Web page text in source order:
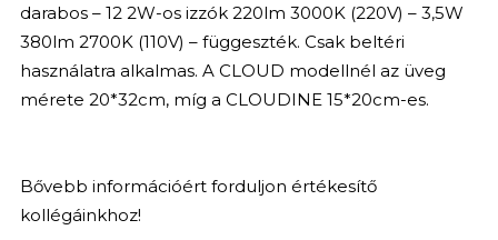
darabos – 12 2W-os izzók 220lm 3000K (220V) – 3,5W
380lm 2700K (110V) – függeszték. Csak beltéri
használatra alkalmas. A CLOUD modellnél az üveg
mérete 20*32cm, míg a CLOUDINE 15*20cm-es.
Bővebb információért forduljon értékesítő
kollégáinkhoz!